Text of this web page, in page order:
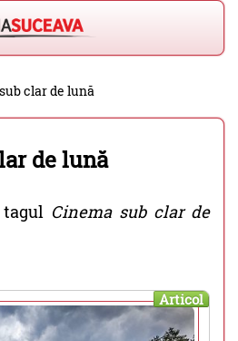
clar de lună
de lună
Cinema sub clar de
Articol